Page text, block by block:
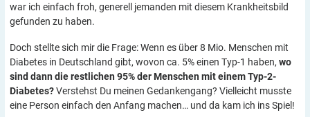
war ich einfach froh, generell jemanden mit diesem Krankheitsbild
gefunden zu haben.
Doch stellte sich mir die Frage: Wenn es über 8 Mio. Menschen mit
Diabetes in Deutschland gibt, wovon ca. 5% einen Typ-1 haben, wo
sind dann die restlichen 95% der Menschen mit einem Typ-2-
Diabetes?Verstehst Du meinen Gedankengang? Vielleicht musste
eine Person einfach den Anfang machen… und da kam ich ins Spiel!